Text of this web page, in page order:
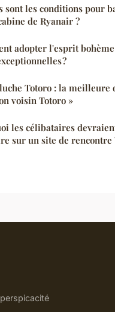
sont les conditions pour
de Ryanair ?
adopter l'esprit bohème
?
Totoro : la meilleure
voisin Totoro »
les célibataires
sur un site de rencontre